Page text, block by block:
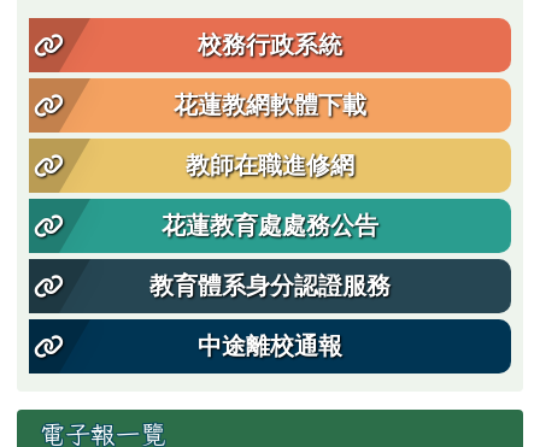
校務行政系統
花蓮教網軟體下載
教師在職進修網
花蓮教育處處務公告
教育體系身分認證服務
中途離校通報
電子報一覽